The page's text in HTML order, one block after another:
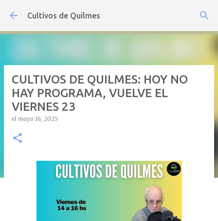
Ir al contenido principal
Cultivos de Quilmes
CULTIVOS DE QUILMES: HOY NO
HAY PROGRAMA, VUELVE EL
VIERNES 23
el mayo 16, 2025